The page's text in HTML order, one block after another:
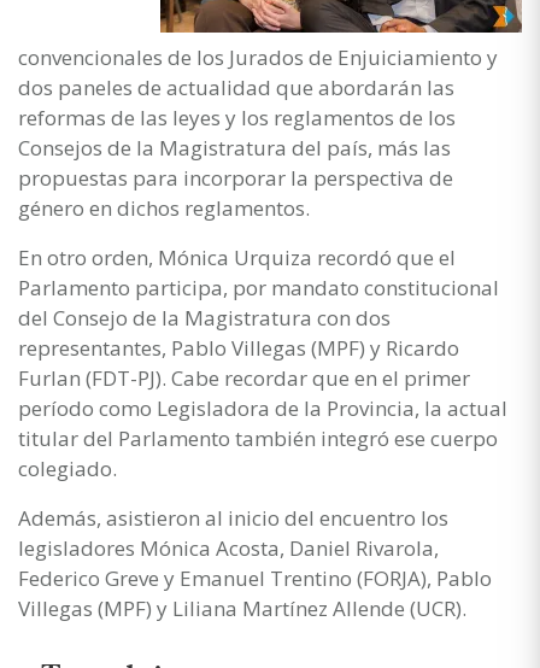
convencionales de los Jurados de Enjuiciamiento y
dos paneles de actualidad que abordarán las
reformas de las leyes y los reglamentos de los
Consejos de la Magistratura del país, más las
propuestas para incorporar la perspectiva de
género en dichos reglamentos.
En otro orden, Mónica Urquiza recordó que el
Parlamento participa, por mandato constitucional
del Consejo de la Magistratura con dos
representantes, Pablo Villegas (MPF) y Ricardo
Furlan (FDT-PJ). Cabe recordar que en el primer
período como Legisladora de la Provincia, la actual
titular del Parlamento también integró ese cuerpo
colegiado.
Además, asistieron al inicio del encuentro los
legisladores Mónica Acosta, Daniel Rivarola,
Federico Greve y Emanuel Trentino (FORJA), Pablo
Villegas (MPF) y Liliana Martínez Allende (UCR).